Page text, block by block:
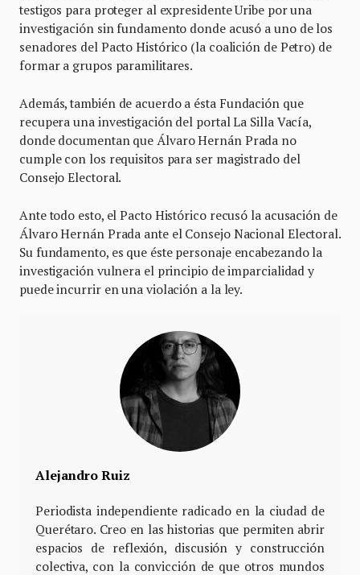
testigos para proteger al expresidente Uribe por una
investigación sin fundamento donde acusó a uno de los
senadores del Pacto Histórico (la coalición de Petro) de
formar a grupos paramilitares.
Además, también de acuerdo a ésta Fundación que
recupera una investigación del portal La Silla Vacía,
donde documentan que Álvaro Hernán Prada no
cumple con los requisitos para ser magistrado del
Consejo Electoral.
Ante todo esto, el Pacto Histórico recusó la acusación de
Álvaro Hernán Prada ante el Consejo Nacional Electoral.
Su fundamento, es que éste personaje encabezando la
investigación vulnera el principio de imparcialidad y
puede incurrir en una violación a la ley.
Alejandro Ruiz
Periodista independiente radicado en la ciudad de
Querétaro. Creo en las historias que permiten abrir
espacios de reflexión, discusión y construcción
colectiva, con la convicción de que otros mundos